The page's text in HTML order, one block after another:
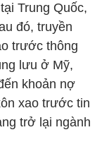
Trung Quốc,
đó, truyền
trước thông
lưu ở Mỹ,
khoản nợ
xao trước tin
trở lại ngành